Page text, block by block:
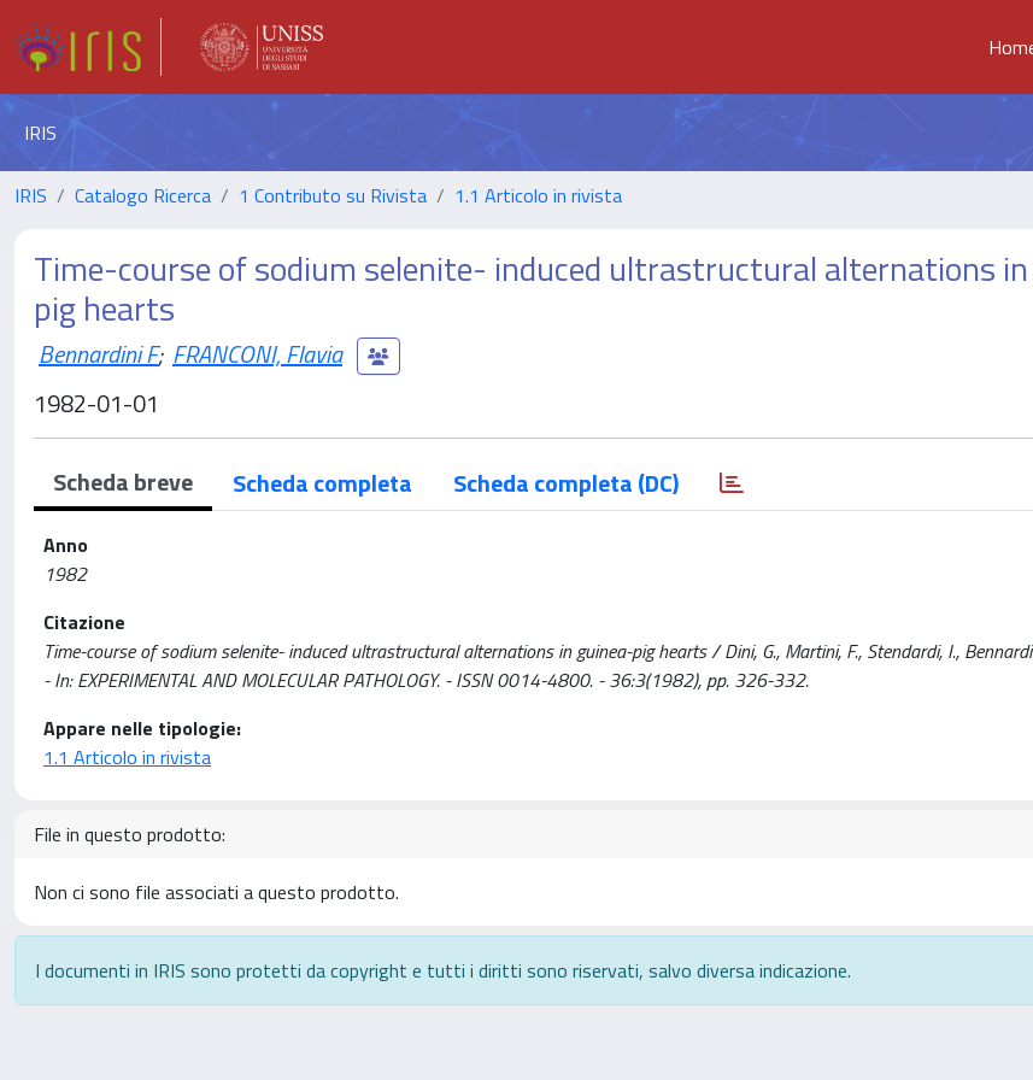
IRIS
IRIS Catalogo Ricerca 1 Contributo su Rivista 1.1 Articolo in rivista
Time-course of sodium selenite- induced ultrastructural alternations
pig hearts
Bennardini F; FRANCONI, Flavia
1982-01-01
Scheda breve Scheda completa Scheda completa (DC)
Anno
1982
Citazione
Time-course of sodium selenite- induced ultrastructural alternations in guinea-pig hearts / Dini, G., Martini, F., Stendardi, I.,
- In: EXPERIMENTAL AND MOLECULAR PATHOLOGY. - ISSN 0014-4800. - 36:3(1982), pp. 326-332.
Appare nelle tipologie:
1.1 Articolo in rivista
File in questo prodotto:
Non ci sono file associati a questo prodotto.
I documenti in IRIS sono protetti da copyright e tutti i diritti sono riservati, salvo diversa indicazione.